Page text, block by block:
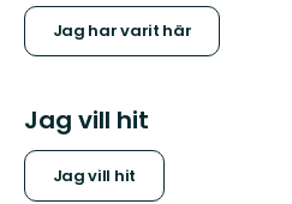
Jag har varit här
Jag vill hit
Jag vill hit